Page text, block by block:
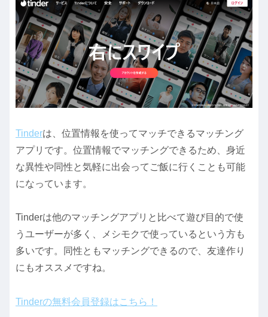
Tinderは、位置情報を使ってマッチできるマッチング
アプリです。位置情報でマッチングできるため、身近
な異性や同性と気軽に出会ってご飯に行くことも可能
になっています。
Tinderは他のマッチングアプリと比べて遊び目的で使
うユーザーが多く、メシモクで使っているという方も
多いです。同性ともマッチングできるので、友達作り
にもオススメですね。
Tinderの無料会員登録はこちら！